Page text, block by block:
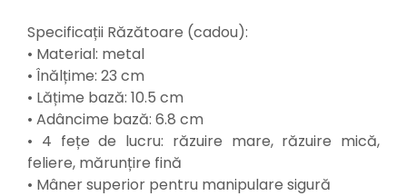
Specificații Răzătoare (cadou):
• Material: metal
• Înălțime: 23 cm
• Lățime bază: 10.5 cm
• Adâncime bază: 6.8 cm
• 4 fețe de lucru: răzuire mare, răzuire mică,
feliere, mărunțire fină
• Mâner superior pentru manipulare sigură